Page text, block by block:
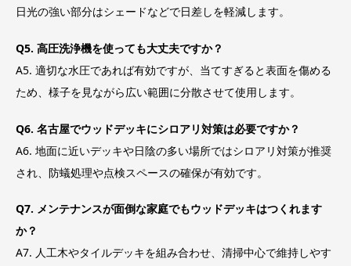
日光の強い部分はシェードなどで日差しを軽減します。
Q5. 高圧洗浄機を使っても大丈夫ですか？
A5. 適切な水圧であれば有効ですが、当てすぎると表面を傷める
ため、様子を見ながら広い範囲に分散させて使用します。
Q6. 名古屋でウッドデッキにシロアリ対策は必要ですか？
A6. 地面に近いデッキや日陰の多い場所ではシロアリ対策が推奨
され、防蟻処理や点検スペースの確保が有効です。
Q7. メンテナンスが面倒な家庭でもウッドデッキはつくれます
か？
A7. 人工木やタイルデッキを組み合わせ、清掃中心で維持しやす